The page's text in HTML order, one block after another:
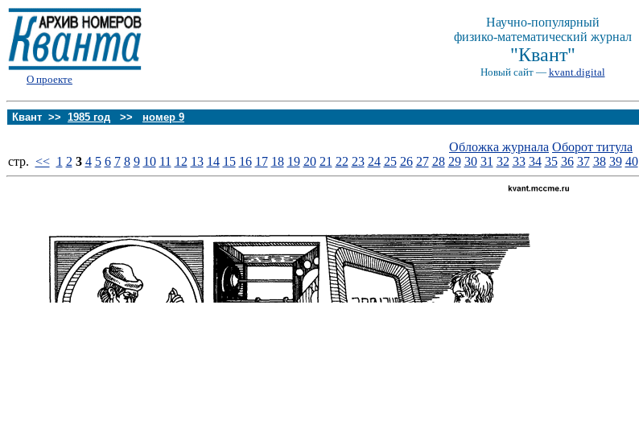
О проекте
Научно-популярный
физико-математический журнал
"Квант"
Новый сайт — kvant.digital
Квант >> 1985 год >> номер 9
Обложка журнала Оборот титула
стp. << 1 2 3 4 5 6 7 8 9 10 11 12 13 14 15 16 17 18 19 20 21 22 23 24 25 26 27 28 29 30 31 32 33 34 35 36 37 38 39 40